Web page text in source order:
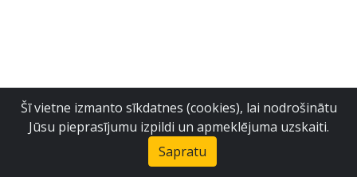
Šī vietne izmanto sīkdatnes (cookies), lai nodrošinātu
Jūsu pieprasījumu izpildi un apmeklējuma uzskaiti.
Sapratu